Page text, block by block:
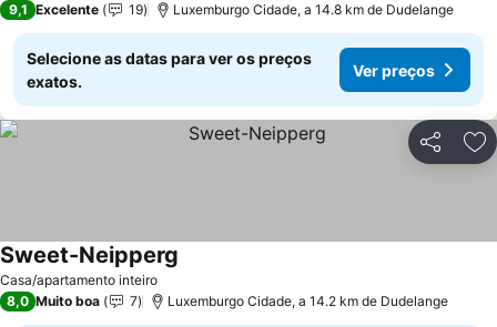
9,1 Excelente 19 Luxemburgo Cidade, a 14.8 km de Dudelange
Selecione as datas para ver os preços
exatos.
Ver preços
Partilhar
Casa/apartamento inteiro
Sweet-Neipperg
8,0 Muito boa 7 Luxemburgo Cidade, a 14.2 km de Dudelange